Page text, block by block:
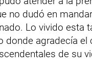
no dudó en
Lo vivido esta
donde agradecía
de su